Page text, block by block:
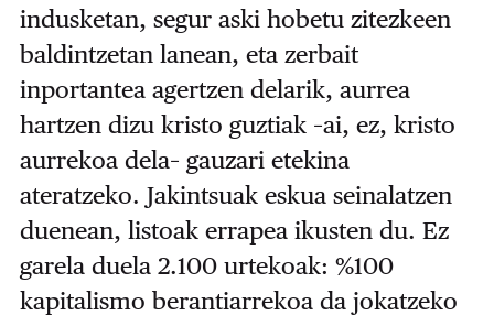
indusketan, segur aski hobetu zitezkeen
baldintzetan lanean, eta zerbait
inportantea agertzen delarik, aurrea
hartzen dizu kristo guztiak –ai, ez, kristo
aurrekoa dela– gauzari etekina
ateratzeko. Jakintsuak eskua seinalatzen
duenean, listoak errapea ikusten du. Ez
garela duela 2.100 urtekoak: %100
kapitalismo berantiarrekoa da jokatzeko